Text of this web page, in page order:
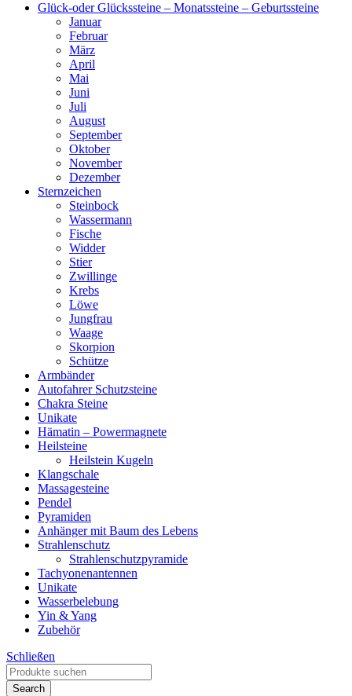
Glück-oder Glückssteine – Monatssteine – Geburtssteine
Januar
Februar
März
April
Mai
Juni
Juli
August
September
Oktober
November
Dezember
Sternzeichen
Steinbock
Wassermann
Fische
Widder
Stier
Zwillinge
Krebs
Löwe
Jungfrau
Waage
Skorpion
Schütze
Armbänder
Autofahrer Schutzsteine
Chakra Steine
Unikate
Hämatin – Powermagnete
Heilsteine
Heilstein Kugeln
Klangschale
Massagesteine
Pendel
Pyramiden
Anhänger mit Baum des Lebens
Strahlenschutz
Strahlenschutzpyramide
Tachyonenantennen
Unikate
Wasserbelebung
Yin & Yang
Zubehör
Schließen
Search